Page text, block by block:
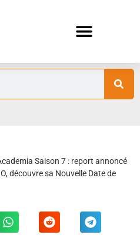
Saison 7 : report annoncé
découvre sa Nouvelle Date de